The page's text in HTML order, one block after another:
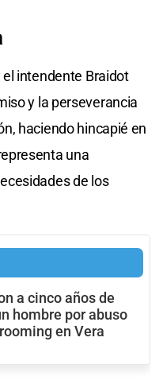
intendente Braidot
y la perseverancia
haciendo hincapié en
una
de los
a cinco años de
hombre por abuso
en Vera